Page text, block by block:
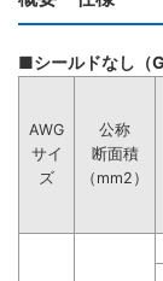
■シールドなし（
AWG
サイ
ズ
公称
断面積
（mm2）